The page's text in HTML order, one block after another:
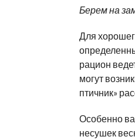
Берем на
Для
рацион
могут
птичник»
Особенно
несушек